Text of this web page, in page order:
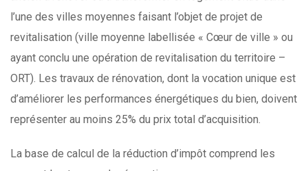
l’une des villes moyennes faisant l’objet de projet de
revitalisation (ville moyenne labellisée « Cœur de ville » ou
ayant conclu une opération de revitalisation du territoire –
ORT). Les travaux de rénovation, dont la vocation unique est
d’améliorer les performances énergétiques du bien, doivent
représenter au moins 25% du prix total d’acquisition.
La base de calcul de la réduction d’impôt comprend les